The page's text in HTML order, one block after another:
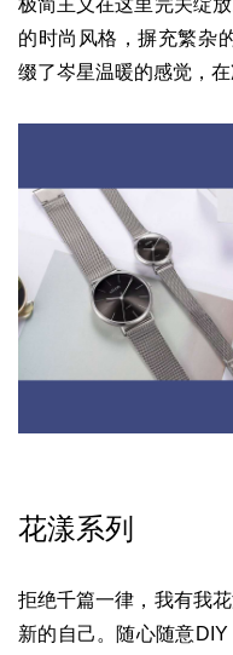
极简主义在这里完关绽放
的时尚风格，摒充繁杂
缀了岑星温暖的感觉，
花漾系列
拒绝千篇一律，我有我
新的自己。 随心随意DIY